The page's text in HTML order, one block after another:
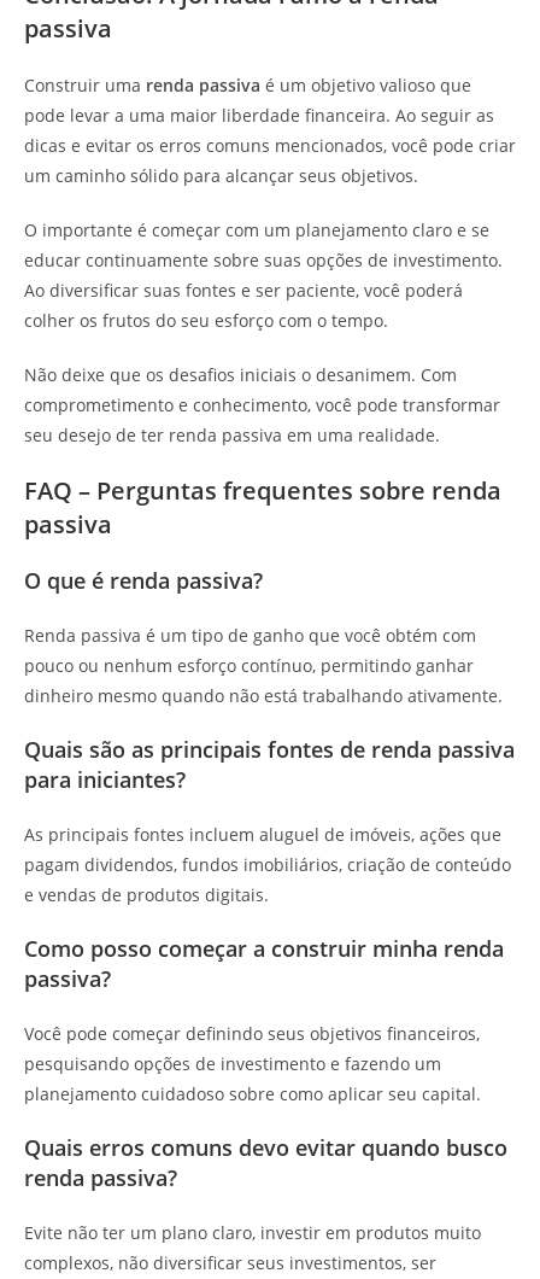
passiva
Construir uma renda passiva é um objetivo valioso que
pode levar a uma maior liberdade financeira. Ao seguir as
dicas e evitar os erros comuns mencionados, você pode criar
um caminho sólido para alcançar seus objetivos.
O importante é começar com um planejamento claro e se
educar continuamente sobre suas opções de investimento.
Ao diversificar suas fontes e ser paciente, você poderá
colher os frutos do seu esforço com o tempo.
Não deixe que os desafios iniciais o desanimem. Com
comprometimento e conhecimento, você pode transformar
seu desejo de ter renda passiva em uma realidade.
FAQ – Perguntas frequentes sobre renda
passiva
O que é renda passiva?
Renda passiva é um tipo de ganho que você obtém com
pouco ou nenhum esforço contínuo, permitindo ganhar
dinheiro mesmo quando não está trabalhando ativamente.
Quais são as principais fontes de renda passiva
para iniciantes?
As principais fontes incluem aluguel de imóveis, ações que
pagam dividendos, fundos imobiliários, criação de conteúdo
e vendas de produtos digitais.
Como posso começar a construir minha renda
passiva?
Você pode começar definindo seus objetivos financeiros,
pesquisando opções de investimento e fazendo um
planejamento cuidadoso sobre como aplicar seu capital.
Quais erros comuns devo evitar quando busco
renda passiva?
Evite não ter um plano claro, investir em produtos muito
complexos, não diversificar seus investimentos, ser